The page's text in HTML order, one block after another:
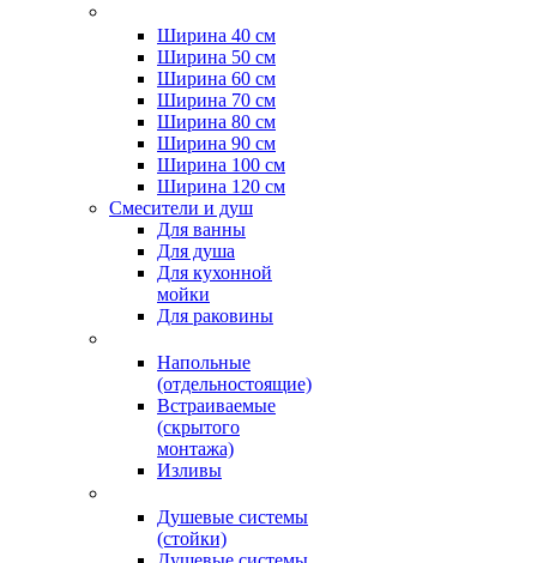
Ширина 40 см
Ширина 50 см
Ширина 60 см
Ширина 70 см
Ширина 80 см
Ширина 90 см
Ширина 100 см
Ширина 120 см
Смесители и душ
Для ванны
Для душа
Для кухонной
мойки
Для раковины
Напольные
(отдельностоящие)
Встраиваемые
(скрытого
монтажа)
Изливы
Душевые системы
(стойки)